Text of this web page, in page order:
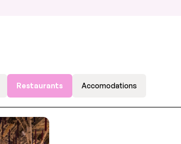
Restaurants Accomodations